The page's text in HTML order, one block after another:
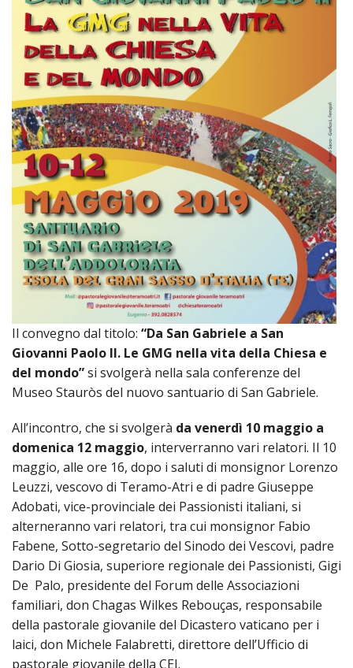
Il convegno dal titolo: “Da San Gabriele a San
Giovanni Paolo II. Le GMG nella vita della Chiesa e
del mondo”si svolgerà nella sala conferenze del
Museo Stauròs del nuovo santuario di San Gabriele.
All’incontro, che si svolgerà da venerdì 10 maggio a
domenica 12 maggio, interverranno vari relatori. Il 10
maggio, alle ore 16, dopo i saluti di monsignor Lorenzo
Leuzzi, vescovo di Teramo-Atri e di padre Giuseppe
Adobati, vice-provinciale dei Passionisti italiani, si
alterneranno vari relatori, tra cui monsignor Fabio
Fabene, Sotto-segretario del Sinodo dei Vescovi, padre
Dario Di Giosia, superiore regionale dei Passionisti, Gigi
De Palo, presidente del Forum delle Associazioni
familiari, don Chagas Wilkes Rebouças, responsabile
della pastorale giovanile del Dicastero vaticano per i
laici, don Michele Falabretti, direttore dell’Ufficio di
pastorale giovanile della CEI.